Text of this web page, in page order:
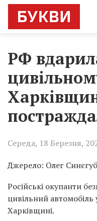
РФ
Середа, 18 Березня,
Джерело: Олег
Російські окупанти
цивільний
Харківщині.